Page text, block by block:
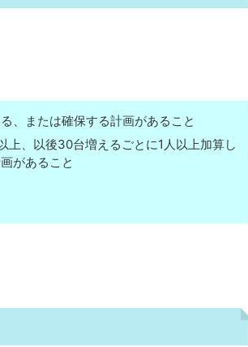
、または確保する計画があること
上、以後30台増えるごとに1人以上加算し
があること